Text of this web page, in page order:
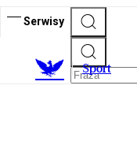
Serwisy
Sport